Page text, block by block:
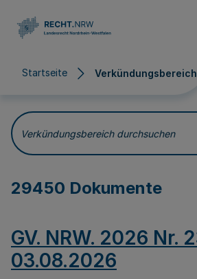
Startseite Verkündungsbereich
Verkündungsbereich durchsuchen
29450 Dokumente
GV. NRW. 2026 Nr.
03.08.2026